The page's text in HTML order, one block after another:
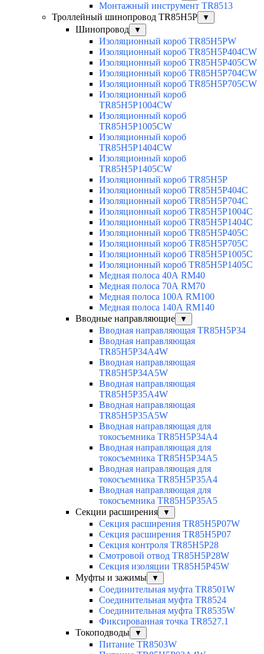
Монтажный инструмент TR8513
Троллейный шинопровод TR85H5P
▼
Шинопровод ▼
Изоляционный короб TR85H5PW
Изоляционный короб TR85H5P404CW
Изоляционный короб TR85H5P405CW
Изоляционный короб TR85H5P704CW
Изоляционный короб TR85H5P705CW
Изоляционный короб
TR85H5P1004CW
Изоляционный короб
TR85H5P1005CW
Изоляционный короб
TR85H5P1404CW
Изоляционный короб
TR85H5P1405CW
Изоляционный короб TR85H5P
Изоляционный короб TR85H5P404C
Изоляционный короб TR85H5P704C
Изоляционный короб TR85H5P1004C
Изоляционный короб TR85H5P1404C
Изоляционный короб TR85H5P405C
Изоляционный короб TR85H5P705C
Изоляционный короб TR85H5P1005C
Изоляционный короб TR85H5P1405C
Медная полоса 40А RM40
Медная полоса 70А RM70
Медная полоса 100А RM100
Медная полоса 140А RM140
Вводные направляющие
▼
Вводная направляющая TR85H5P34
Вводная направляющая
TR85H5P34A4W
Вводная направляющая
TR85H5P34A5W
Вводная направляющая
TR85H5P35A4W
Вводная направляющая
TR85H5P35A5W
Вводная направляющая для
токосъемника TR85H5P34A4
Вводная направляющая для
токосъемника TR85H5P34A5
Вводная направляющая для
токосъемника TR85H5P35A4
Вводная направляющая для
токосъемника TR85H5P35A5
Секции расширения
▼
Секция расширения TR85H5P07W
Секция расширения TR85H5P07
Секция контроля TR85H5P28
Смотровой отвод TR85H5P28W
Секция изоляции TR85H5P45W
Муфты и зажимы
▼
Соединительная муфта TR8501W
Соединительная муфта TR8524
Соединительная муфта TR8535W
Фиксированная точка TR8527.1
Токоподводы
▼
Питание TR8503W